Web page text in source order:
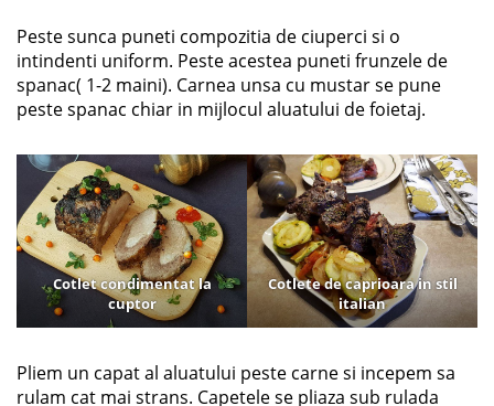
Peste sunca puneti compozitia de ciuperci si o
intindenti uniform. Peste acestea puneti frunzele de
spanac( 1-2 maini). Carnea unsa cu mustar se pune
peste spanac chiar in mijlocul aluatului de foietaj.
Cotlet condimentat la
cuptor
Cotlete de caprioara in stil
italian
Pliem un capat al aluatului peste carne si incepem sa
rulam cat mai strans. Capetele se pliaza sub rulada